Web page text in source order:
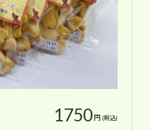
1750円 (税込)